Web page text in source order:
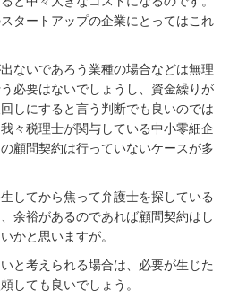
タートアップの企業にとってはこれ
ないであろう業種の場合などは無理
必要はないでしょうし、資金繰りが
しにすると言う判断でも良いのでは
々税理士が関与している中小零細企
顧問契約は行っていないケースが多
してから焦って弁護士を探している
余裕があるのであれば顧問契約はし
かと思いますが。
と考えられる場合は、必要が生じた
しても良いでしょう。